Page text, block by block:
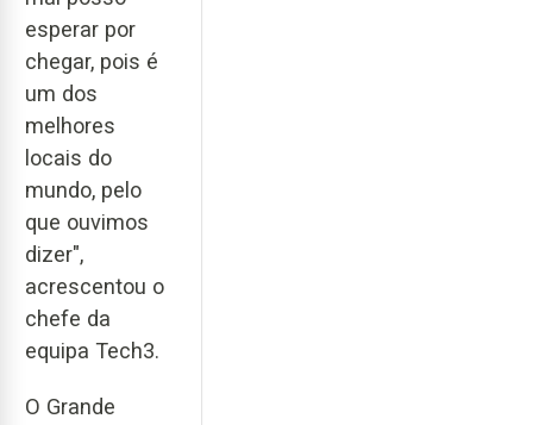
esperar por
chegar, pois é
um dos
melhores
locais do
mundo, pelo
que ouvimos
dizer",
acrescentou o
chefe da
equipa Tech3.
O Grande